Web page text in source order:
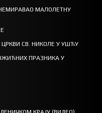
МАЛОЛЕТНУ
СВ. НИКОЛЕ У УШЋУ
ПРАЗНИКА У